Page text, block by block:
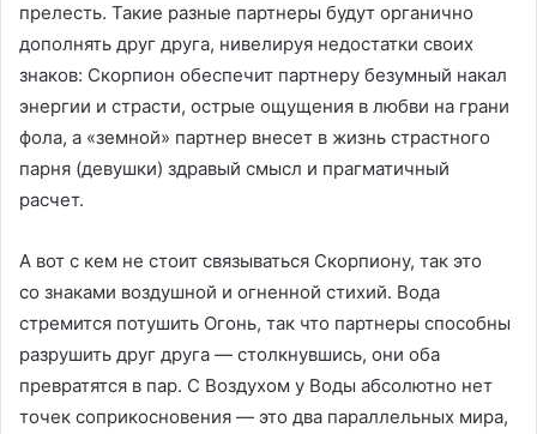
прелесть. Такие разные партнеры будут органично
дополнять друг друга, нивелируя недостатки своих
знаков: Скорпион обеспечит партнеру безумный накал
энергии и страсти, острые ощущения в любви на грани
фола, а «земной» партнер внесет в жизнь страстного
парня (девушки) здравый смысл и прагматичный
расчет.
А вот с кем не стоит связываться Скорпиону, так это
со знаками воздушной и огненной стихий. Вода
стремится потушить Огонь, так что партнеры способны
разрушить друг друга — столкнувшись, они оба
превратятся в пар. С Воздухом у Воды абсолютно нет
точек соприкосновения — это два параллельных мира,